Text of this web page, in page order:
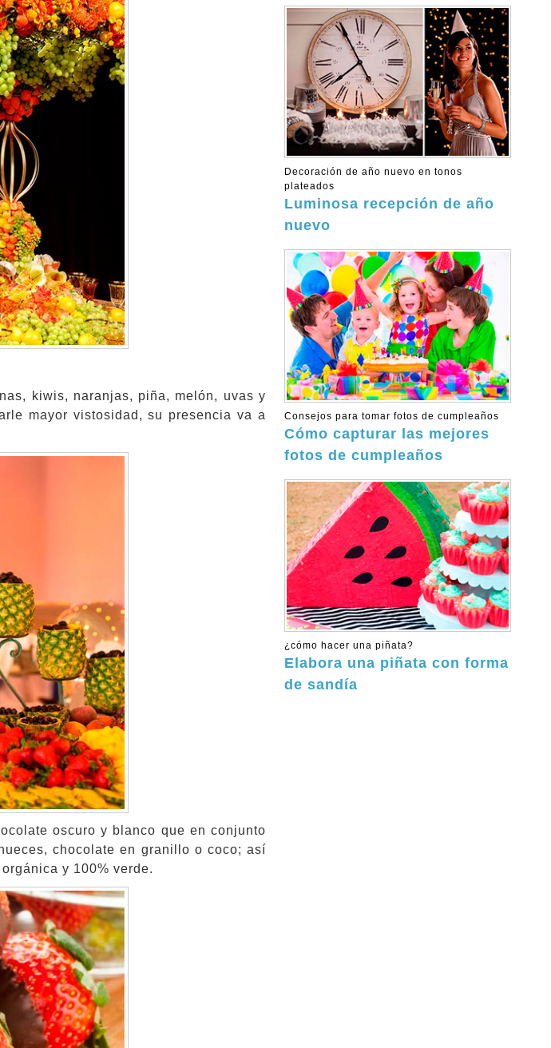
kiwis, naranjas, piña, melón, uvas y
mayor vistosidad, su presencia va a
oscuro y blanco que en conjunto
chocolate en granillo o coco; así
y 100% verde.
Decoración de año nuevo en tonos
plateados
Luminosa recepción de año
nuevo
Consejos para tomar fotos de cumpleaños
Cómo capturar las mejores
fotos de cumpleaños
¿cómo hacer una piñata?
Elabora una piñata con forma
de sandía